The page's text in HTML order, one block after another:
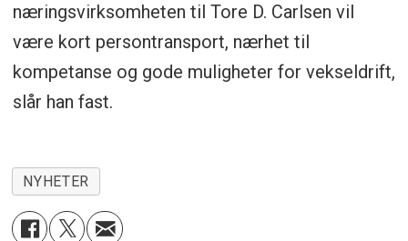
næringsvirksomheten til Tore D. Carlsen vil
være kort persontransport, nærhet til
kompetanse og gode muligheter for vekseldrift,
slår han fast.
NYHETER